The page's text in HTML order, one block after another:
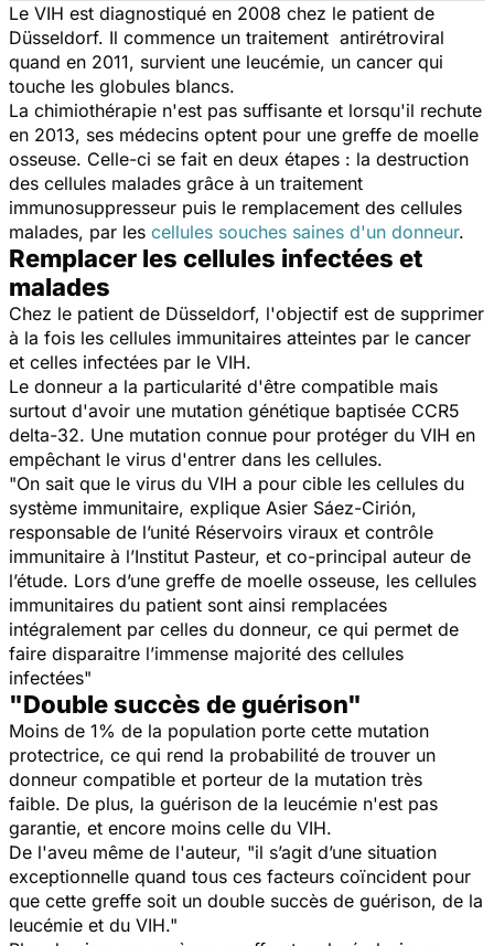
Le VIH est diagnostiqué en 2008 chez le patient de
Düsseldorf. Il commence un traitement antirétroviral
quand en 2011, survient une leucémie, un cancer qui
touche les globules blancs.
La chimiothérapie n'est pas suffisante et lorsqu'il rechute
en 2013, ses médecins optent pour une greffe de moelle
osseuse. Celle-ci se fait en deux étapes : la destruction
des cellules malades grâce à un traitement
immunosuppresseur puis le remplacement des cellules
malades, par les cellules souches saines d'un donneur.
Remplacer les cellules infectées et
malades
Chez le patient de Düsseldorf, l'objectif est de supprimer
à la fois les cellules immunitaires atteintes par le cancer
et celles infectées par le VIH.
Le donneur a la particularité d'être compatible mais
surtout d'avoir une mutation génétique baptisée CCR5
delta-32. Une mutation connue pour protéger du VIH en
empêchant le virus d'entrer dans les cellules.
"On sait que le virus du VIH a pour cible les cellules du
système immunitaire, explique Asier Sáez-Cirión,
responsable de l’unité Réservoirs viraux et contrôle
immunitaire à l’Institut Pasteur, et co-principal auteur de
l’étude. Lors d’une greffe de moelle osseuse, les cellules
immunitaires du patient sont ainsi remplacées
intégralement par celles du donneur, ce qui permet de
faire disparaitre l’immense majorité des cellules
infectées"
"Double succès de guérison"
Moins de 1% de la population porte cette mutation
protectrice, ce qui rend la probabilité de trouver un
donneur compatible et porteur de la mutation très
faible. De plus, la guérison de la leucémie n'est pas
garantie, et encore moins celle du VIH.
De l'aveu même de l'auteur, "il s’agit d’une situation
exceptionnelle quand tous ces facteurs coïncident pour
que cette greffe soit un double succès de guérison, de la
leucémie et du VIH."